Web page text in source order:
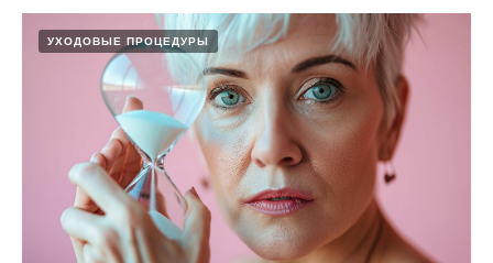
УХОДОВЫЕ ПРОЦЕДУРЫ